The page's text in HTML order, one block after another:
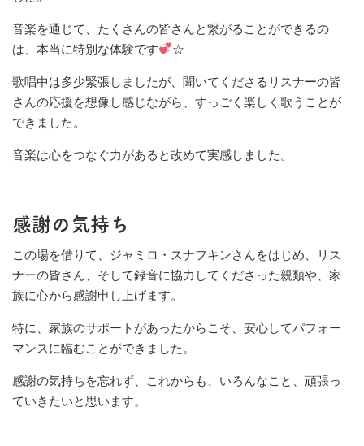
音楽を通じて、たくさんの皆さんと繋がることができるの
は、本当に特別な体験です
☆
歌唱中は多少緊張しましたが、聞いてくださるリスナーの皆
さんの応援を想像し感じながら、すっごく楽しく歌うことが
できました。
音楽は心をつなぐ力があると改めて実感しました。
感謝の気持ち
この場を借りて、ジャミロ・スナフキンさんをはじめ、リス
ナーの皆さん、そして録音に協力してくださった親類や、家
族に心から感謝申し上げます。
特に、家族のサポートがあったからこそ、安心してパフォー
マンスに臨むことができました。
感謝の気持ちを忘れず、これからも、いろんなこと、頑張っ
ていきたいと思います。